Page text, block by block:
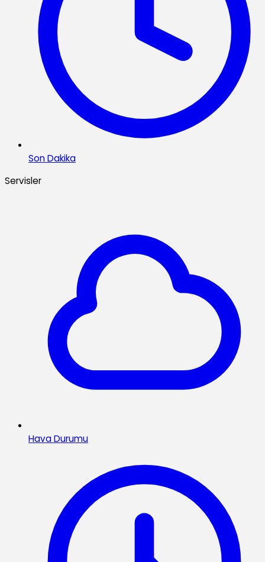
Son Dakika
Servisler
Hava Durumu